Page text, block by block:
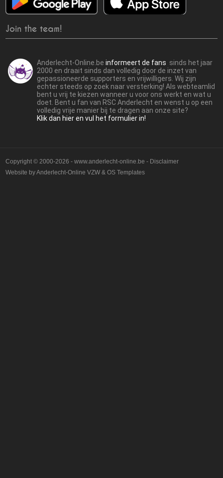
Join the team!
Anderlecht-Online.beinformeert de fans sinds het jaar
2000 en draait sinds dan volledig door de inzet van
gepassioneerde supporters en vrijwilligers. Wij zijn
echter steeds op zoek naar versterking! Als webteamlid
bent u vrij te kiezen wanneer u voor ons werkt en wat u
doet. Bent u fan van RSC Anderlecht en wenst u op een
volledig vrije manier bij te dragen aan onze site?
Klik dan hier en vul het formulier in!
Copyright © 2000-2026 - www.anderlecht-online.be - Disclaimer
Website byAnderlecht-Online VZW &OS Templates